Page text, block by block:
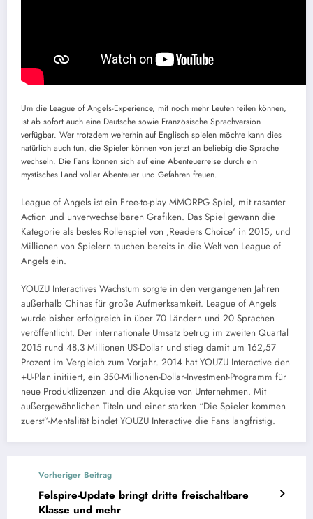
Um die League of Angels-Experience, mit noch mehr Leuten teilen können,
ist ab sofort auch eine Deutsche sowie Französische Sprachversion
verfügbar. Wer trotzdem weiterhin auf Englisch spielen möchte kann dies
natürlich auch tun, die Spieler können von jetzt an beliebig die Sprache
wechseln. Die Fans können sich auf eine Abenteuerreise durch ein
mystisches Land voller Abenteuer und Gefahren freuen.
League of Angels ist ein Free-to-play MMORPG Spiel, mit rasanter
Action und unverwechselbaren Grafiken. Das Spiel gewann die
Kategorie als bestes Rollenspiel von ‚Readers Choice‘ in 2015, und
Millionen von Spielern tauchen bereits in die Welt von League of
Angels ein.
YOUZU Interactives Wachstum sorgte in den vergangenen Jahren
außerhalb Chinas für große Aufmerksamkeit. League of Angels
wurde bisher erfolgreich in über 70 Ländern und 20 Sprachen
veröffentlicht. Der internationale Umsatz betrug im zweiten Quartal
2015 rund 48,3 Millionen US-Dollar und stieg damit um 162,57
Prozent im Vergleich zum Vorjahr. 2014 hat YOUZU Interactive den
+U-Plan initiiert, ein 350-Millionen-Dollar-Investment-Programm für
neue Produktlizenzen und die Akquise von Unternehmen. Mit
außergewöhnlichen Titeln und einer starken “Die Spieler kommen
zuerst”-Mentalität bindet YOUZU Interactive die Fans langfristig.
Vorheriger Beitrag
Felspire-Update bringt dritte freischaltbare
Klasse und mehr